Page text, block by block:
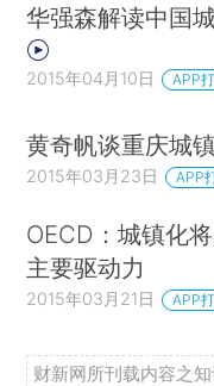
华强森解读中国
2015年04月10日 APP
黄奇帆谈重庆城
2015年03月23日 APP
OECD：城镇化
主要驱动力
2015年03月21日 APP
财新网所刊载内容之